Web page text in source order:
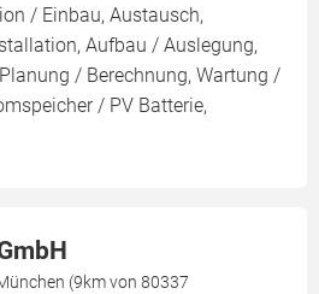
/ Einbau, Austausch,
Aufbau / Auslegung,
/ Berechnung, Wartung /
/ PV Batterie,
(9km von 80337